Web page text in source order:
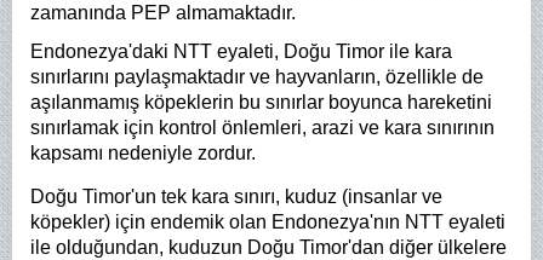
zamanında PEP almamaktadır.
Endonezya'daki NTT eyaleti, Doğu Timor ile kara
sınırlarını paylaşmaktadır ve hayvanların, özellikle de
aşılanmamış köpeklerin bu sınırlar boyunca hareketini
sınırlamak için kontrol önlemleri, arazi ve kara sınırının
kapsamı nedeniyle zordur.
Doğu Timor'un tek kara sınırı, kuduz (insanlar ve
köpekler) için endemik olan Endonezya'nın NTT eyaleti
ile olduğundan, kuduzun Doğu Timor'dan diğer ülkelere